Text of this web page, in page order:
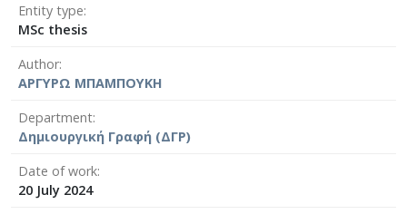
Entity type
MSc thesis
Author
ΑΡΓΥΡΩ ΜΠΑΜΠΟΥΚΗ
Department
Δημιουργική Γραφή (ΔΓΡ)
Date of work
20 July 2024